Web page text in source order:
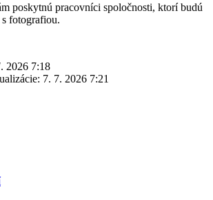
poskytnú pracovníci spoločnosti, ktorí budú
fotografiou.
2026 7:18
7. 7. 2026 7:21